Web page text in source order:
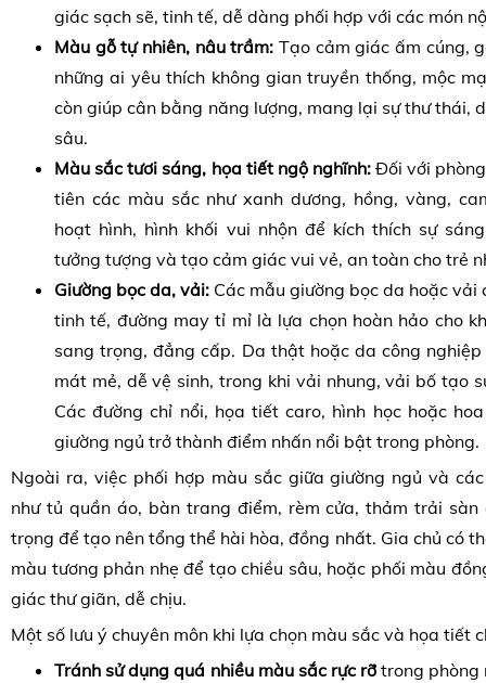
giác sạch sẽ, tinh tế, dễ dàng phối hợp với các món
Màu gỗ tự nhiên, nâu trầm: Tạo cảm giác ấm cúng,
những ai yêu thích không gian truyền thống, mộc
còn giúp cân bằng năng lượng, mang lại sự thư thái,
sâu.
Màu sắc tươi sáng, họa tiết ngộ nghĩnh:Đối với
tiên các màu sắc như xanh dương, hồng, vàng,
hoạt hình, hình khối vui nhộn để kích thích sự
tưởng tượng và tạo cảm giác vui vẻ, an toàn cho trẻ
Giường bọc da, vải: Các mẫu giường bọc da hoặc
tinh tế, đường may tỉ mỉ là lựa chọn hoàn hảo cho
sang trọng, đẳng cấp. Da thật hoặc da công
mát mẻ, dễ vệ sinh, trong khi vải nhung, vải bố tạo
Các đường chỉ nổi, họa tiết caro, hình học hoặc
giường ngủ trở thành điểm nhấn nổi bật trong phòng.
Ngoài ra, việc phối hợp màu sắc giữa giường ngủ và
như tủ quần áo, bàn trang điểm, rèm cửa, thảm trải sàn
trọng để tạo nên tổng thể hài hòa, đồng nhất. Gia chủ có
màu tương phản nhẹ để tạo chiều sâu, hoặc phối màu
giác thư giãn, dễ chịu.
Một số lưu ý chuyên môn khi lựa chọn màu sắc và họa tiết
Tránh sử dụng quá nhiều màu sắc rực rỡ trong phòng